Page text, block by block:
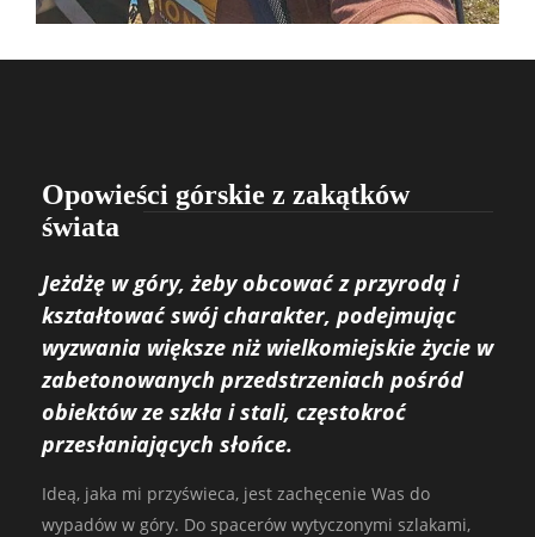
Opowieści górskie z zakątków
świata
Jeżdżę w góry, żeby obcować z przyrodą i
kształtować swój charakter, podejmując
wyzwania większe niż wielkomiejskie życie w
zabetonowanych przedstrzeniach pośród
obiektów ze szkła i stali, częstokroć
przesłaniających słońce.
Ideą, jaka mi przyświeca, jest zachęcenie Was do
wypadów w góry. Do spacerów wytyczonymi szlakami,